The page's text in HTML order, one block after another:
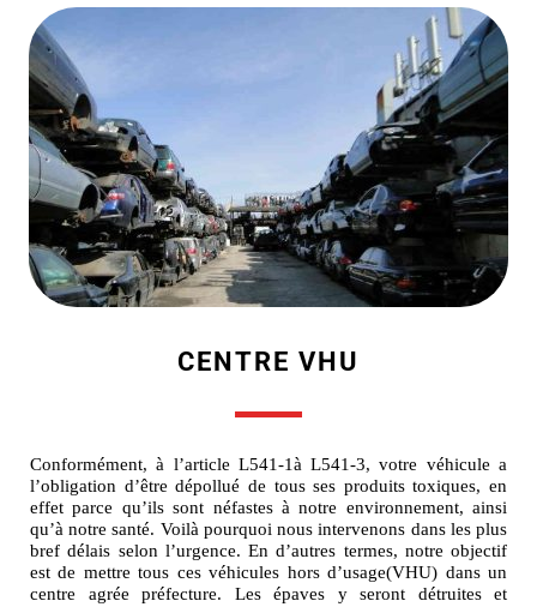
CENTRE VHU
Conformément, à l’article L541-1à L541-3, votre véhicule a
l’obligation d’être dépollué de tous ses produits toxiques, en
effet parce qu’ils sont néfastes à notre environnement, ainsi
qu’à notre santé. Voilà pourquoi nous intervenons dans les plus
bref délais selon l’urgence. En d’autres termes, notre objectif
est de mettre tous ces véhicules hors d’usage(VHU) dans un
centre agrée préfecture. Les épaves y seront détruites et